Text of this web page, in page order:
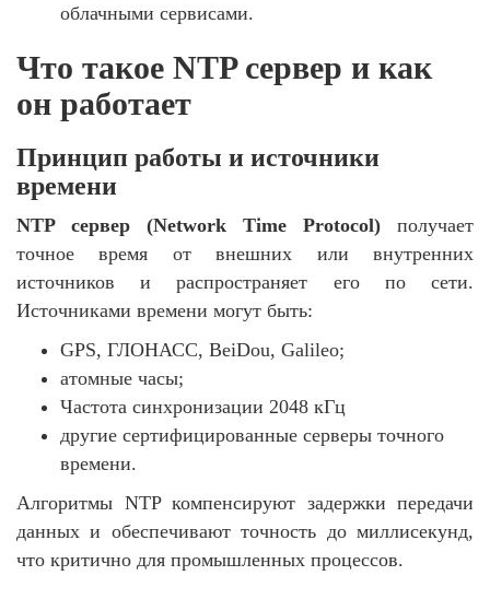
облачными сервисами.
Что такое NTP сервер и как
он работает
Принцип работы и источники
времени
NTP сервер (Network Time Protocol) получает
точное время от внешних или внутренних
источников и распространяет его по сети.
Источниками времени могут быть:
GPS, ГЛОНАСС, BeiDou, Galileo;
атомные часы;
Частота синхронизации 2048 кГц
другие сертифицированные серверы точного
времени.
Алгоритмы NTP компенсируют задержки передачи
данных и обеспечивают точность до миллисекунд,
что критично для промышленных процессов.